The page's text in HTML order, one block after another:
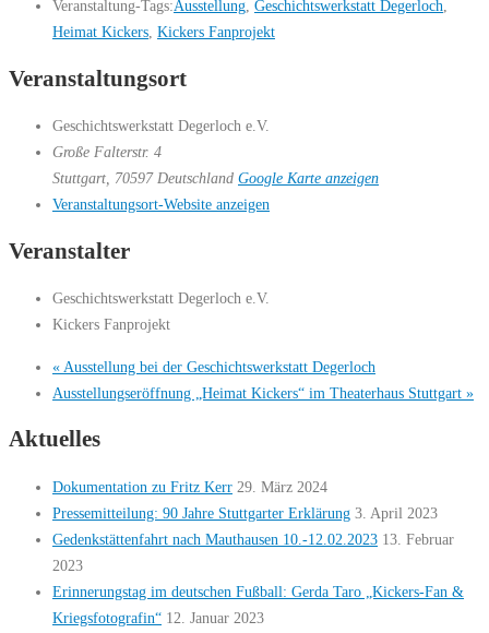
Veranstaltung-Tags:Ausstellung Geschichtswerkstatt Degerloch
Heimat Kickers Kickers Fanprojekt
Veranstaltungsort
Geschichtswerkstatt Degerloch e.V.
Große Falterstr. 4
Stuttgart 70597 Deutschland Google Karte anzeigen
Veranstaltungsort-Website anzeigen
Veranstalter
Geschichtswerkstatt Degerloch e.V.
Kickers Fanprojekt
« Ausstellung bei der Geschichtswerkstatt Degerloch
Ausstellungseröffnung „Heimat Kickers“ im Theaterhaus Stuttgart »
Aktuelles
Dokumentation zu Fritz Kerr 29. März 2024
Pressemitteilung: 90 Jahre Stuttgarter Erklärung 3. April 2023
Gedenkstättenfahrt nach Mauthausen 10.-12.02.2023 13. Februar
2023
Erinnerungstag im deutschen Fußball: Gerda Taro „Kickers-Fan &
Kriegsfotografin“ 12. Januar 2023